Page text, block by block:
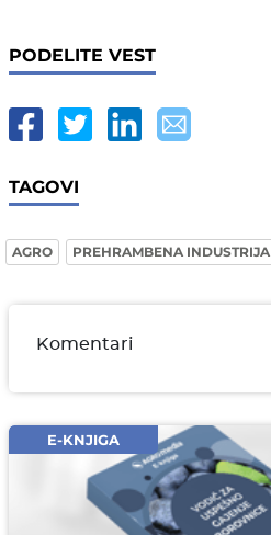
PODELITE VEST
TAGOVI
AGRO PREHRAMBENA INDUSTRIJA
Komentari
Email* obavezno
Komentar* obavezno
E-KNJIGA